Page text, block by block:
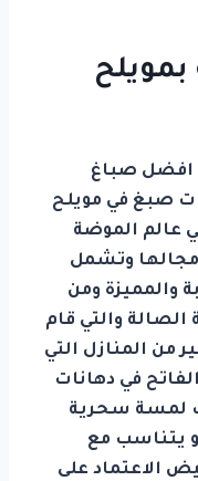
افضل صباغ
صبغ في مويلح
عالم الموضة
وتشمل
والمميزة ومن
الصالة والتي قام
من المنازل التي
في دهانات
لمسة سحرية
يتناسب مع
الاعتماد على